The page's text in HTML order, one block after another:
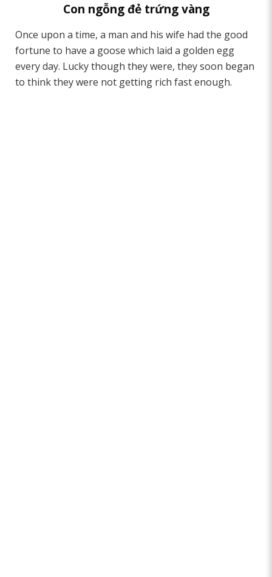
Con ngỗng đẻ trứng vàng
Once upon a time, a man and his wife had the good
fortune to have a goose which laid a golden egg
every day. Lucky though they were, they soon began
to think they were not getting rich fast enough.